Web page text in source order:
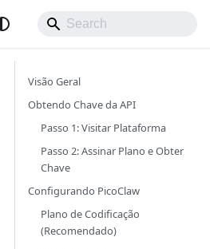
Visão Geral
Obtendo Chave da API
Passo 1: Visitar Plataforma
Passo 2: Assinar Plano e Obter
Chave
Configurando PicoClaw
Plano de Codificação
(Recomendado)